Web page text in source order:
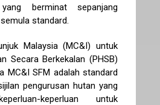
yang berminat sepanjang
standard.
Malaysia (MC&I) untuk
Secara Berkekalan (PHSB)
MC&I SFM adalah standard
pengurusan hutan yang
keperluan untuk